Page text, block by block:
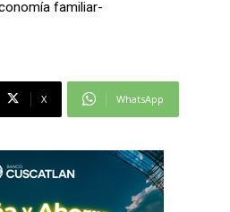
familiar-
X WhatsApp